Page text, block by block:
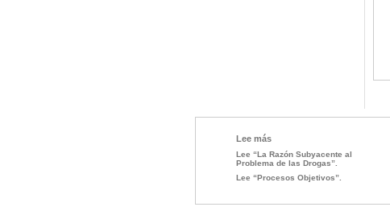
Lee más
Lee “La Razón Subyacente al
Problema de las Drogas”.
Lee “Procesos Objetivos”.